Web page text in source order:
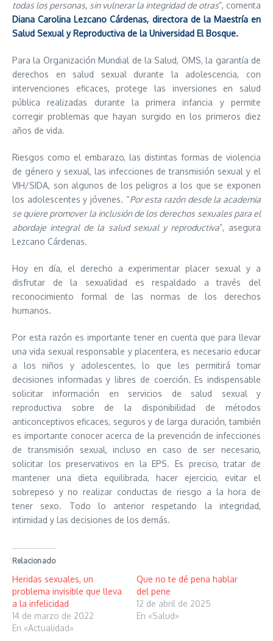
todas los personas, sin vulnerar la integridad de otras”, comenta
Diana Carolina Lezcano Cárdenas, directora de la Maestría en
Salud Sexual y Reproductiva de la Universidad El Bosque.
Para la Organización Mundial de la Salud, OMS, la garantía de
derechos en salud sexual durante la adolescencia, con
intervenciones eficaces, protege las inversiones en salud
pública realizadas durante la primera infancia y permite
corregir problemas que hayan surgido en los primeros diez
años de vida.
Riesgos como el embarazo, las distintas formas de violencia
de género y sexual, las infecciones de transmisión sexual y el
VIH/SIDA, son algunos de los peligros a los que se exponen
los adolescentes y jóvenes. “Por esta razón desde la academia
se quiere promover la inclusión de los derechos sexuales para el
abordaje integral de la salud sexual y reproductiva”, asegura
Lezcano Cárdenas.
Hoy en día, el derecho a experimentar placer sexual y a
disfrutar de la sexualidad es respaldado a través del
reconocimiento formal de las normas de los derechos
humanos.
Por esta razón es importante tener en cuenta que para llevar
una vida sexual responsable y placentera, es necesario educar
a los niños y adolescentes, lo que les permitirá tomar
decisiones informadas y libres de coerción. Es indispensable
solicitar información en servicios de salud sexual y
reproductiva sobre de la disponibilidad de métodos
anticonceptivos eficaces, seguros y de larga duración, también
es importante conocer acerca de la prevención de infecciones
de transmisión sexual, incluso en caso de ser necesario,
solicitar los preservativos en la EPS. Es preciso, tratar de
mantener una dieta equilibrada, hacer ejercicio, evitar el
sobrepeso y no realizar conductas de riesgo a la hora de
tener sexo. Todo lo anterior respetando la integridad,
intimidad y las decisiones de los demás.
Relacionado
Heridas sexuales, un
problema invisible que lleva
a la infelicidad
14 de marzo de 2022
En «Actualidad»
Que no te dé pena hablar
del pene
12 de abril de 2025
En «Salud»